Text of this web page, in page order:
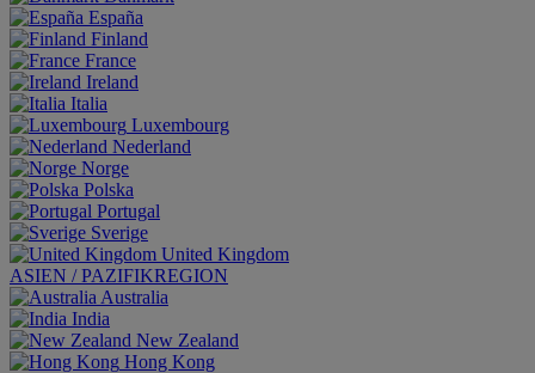
España
Finland
France
Ireland
Italia
Luxembourg
Nederland
Norge
Polska
Portugal
Sverige
United Kingdom
ASIEN / PAZIFIKREGION
Australia
India
New Zealand
Hong Kong